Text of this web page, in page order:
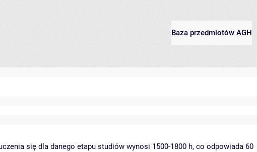
Baza przedmiotów AGH
się dla danego etapu studiów wynosi 1500-1800 h, co odpowiada 60